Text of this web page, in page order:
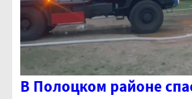
В Полоцком районе